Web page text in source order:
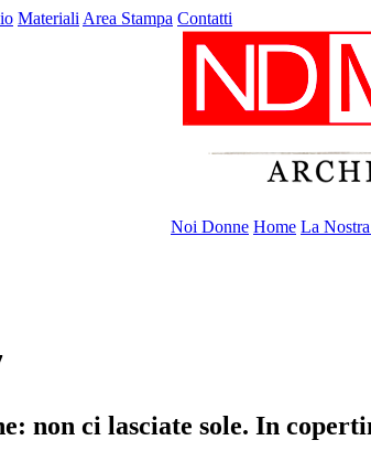
Materiali Area Stampa Contatti
Noi Donne Home La
non ci lasciate sole. In